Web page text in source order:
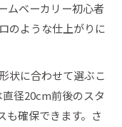
ムベーカリー初心者
のような仕上がりに
状に合わせて選ぶこ
径20cm前後のスタ
も確保できます。さ